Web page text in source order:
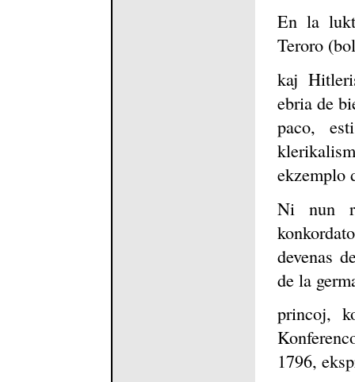
En la
Teroro
kaj
ebria de
paco,
ekzemplo
Ni nun
devenas
de la
princoj,
1796,